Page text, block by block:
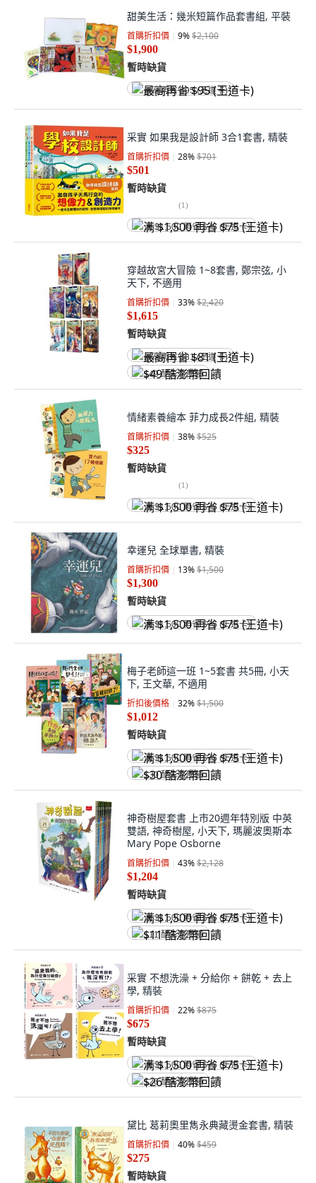
甜美生活：幾米短篇作品套書組, 平裝
首購折扣價 9%$2,100
$1,900
暫時缺貨
最高再省 $95 (王道卡)
采實 如果我是設計師 3合1套書, 精裝
首購折扣價 28%$701
$501
暫時缺貨
(1)
满 $1,500 再省 $75 (王道卡)
穿越故宮大冒險 1~8套書, 鄭宗弦, 小
天下, 不適用
首購折扣價 33%$2,420
$1,615
暫時缺貨
最高再省 $81 (王道卡)
$49 酷澎幣回饋
情緒素養繪本 菲力成長2件組, 精裝
首購折扣價 38%$525
$325
暫時缺貨
(1)
满 $1,500 再省 $75 (王道卡)
幸運兒 全球單書, 精裝
首購折扣價 13%$1,500
$1,300
暫時缺貨
满 $1,500 再省 $75 (王道卡)
梅子老師這一班 1~5套書 共5冊, 小天
下, 王文華, 不適用
折扣後價格 32%$1,500
$1,012
暫時缺貨
满 $1,500 再省 $75 (王道卡)
$30 酷澎幣回饋
神奇樹屋套書 上市20週年特別版 中英
雙語, 神奇樹屋, 小天下, 瑪麗波奧斯本
Mary Pope Osborne
首購折扣價 43%$2,128
$1,204
暫時缺貨
满 $1,500 再省 $75 (王道卡)
$11 酷澎幣回饋
采實 不想洗澡 + 分給你 + 餅乾 + 去上
學, 精裝
首購折扣價 22%$875
$675
暫時缺貨
满 $1,500 再省 $75 (王道卡)
$26 酷澎幣回饋
黛比 葛莉奧里雋永典藏燙金套書, 精裝
首購折扣價 40%$459
$275
暫時缺貨